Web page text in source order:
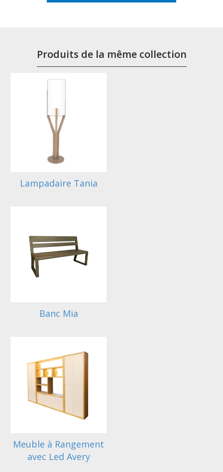
Produits de la même collection
Lampadaire Tania
Banc Mia
Meuble à Rangement
avec Led Avery